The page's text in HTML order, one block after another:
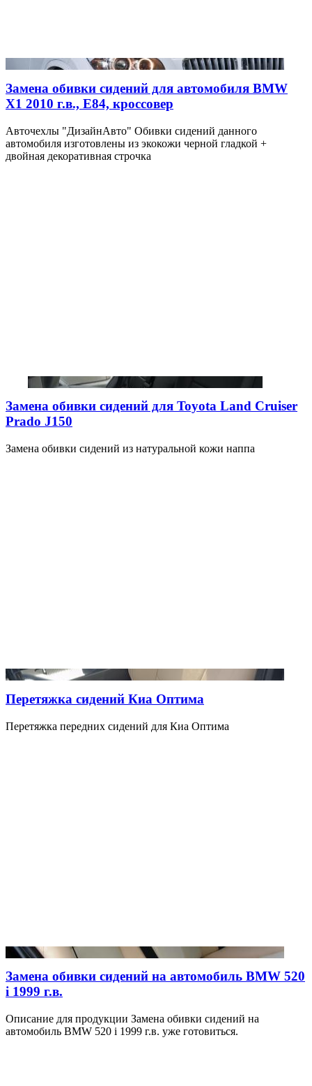
Замена обивки сидений для автомобиля BMW
X1 2010 г.в., E84, кроссовер
Авточехлы "ДизайнАвто" Обивки сидений данного
автомобиля изготовлены из экокожи черной гладкой +
двойная декоративная строчка
Замена обивки сидений для Toyota Land Cruiser
Prado J150
Замена обивки сидений из натуральной кожи наппа
Перетяжка сидений Киа Оптима
Перетяжка передних сидений для Киа Оптима
Замена обивки сидений на автомобиль BMW 520
i 1999 г.в.
Описание для продукции Замена обивки сидений на
автомобиль BMW 520 i 1999 г.в. уже готовиться.